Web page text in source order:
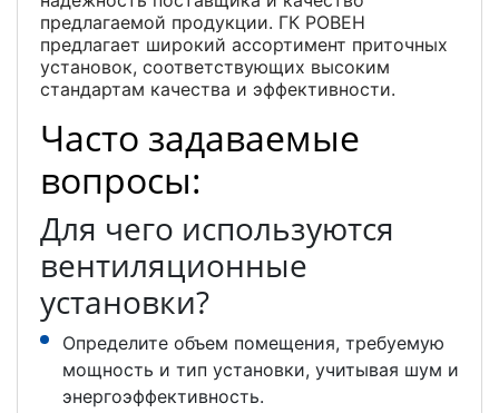
предлагаемой продукции. ГК РОВЕН
предлагает широкий ассортимент приточных
установок, соответствующих высоким
стандартам качества и эффективности.
Часто задаваемые
вопросы:
Для чего используются
вентиляционные
установки?
Определите объем помещения, требуемую
мощность и тип установки, учитывая шум и
энергоэффективность.